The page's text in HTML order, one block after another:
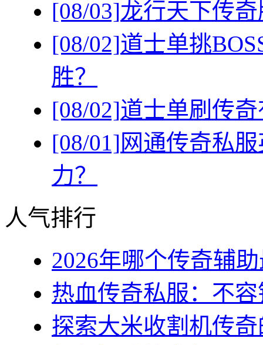
[08/03]龙行天下传
[08/02]道士单挑
胜？
[08/02]道士单刷传
[08/01]网通传奇私
力？
人气排行
2026年哪个传奇辅
热血传奇私服：不
探索大米收割机传